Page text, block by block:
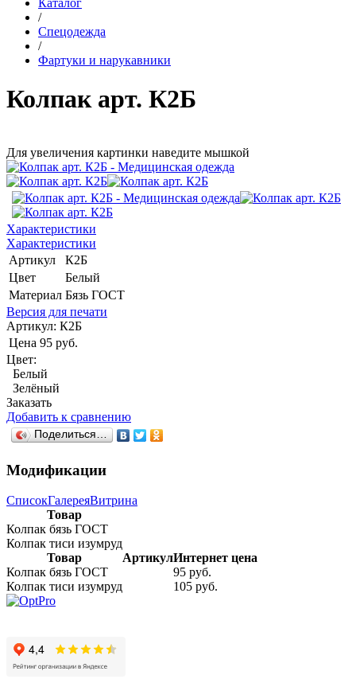
Каталог
/
Спецодежда
/
Фартуки и нарукавники
Колпак арт. К2Б
Для увеличения картинки наведите мышкой
Характеристики
Характеристики
Артикул
К2Б
Цвет
Белый
Материал Бязь ГОСТ
Версия для печати
Артикул: К2Б
Цена 95 руб.
Цвет:
Белый
Зелёный
Заказать
Добавить к сравнению
Поделиться…
Модификации
СписокГалереяВитрина
Товар
Колпак бязь ГОСТ
Колпак тиси изумруд
Товар
АртикулИнтернет цена
Колпак бязь ГОСТ
95 руб.
Колпак тиси изумруд
105 руб.